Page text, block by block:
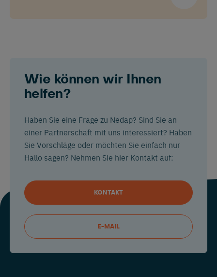
Wie können wir Ihnen
helfen?
Haben Sie eine Frage zu Nedap? Sind Sie an
einer Partnerschaft mit uns interessiert? Haben
Sie Vorschläge oder möchten Sie einfach nur
Hallo sagen? Nehmen Sie hier Kontakt auf:
KONTAKT
E-MAIL